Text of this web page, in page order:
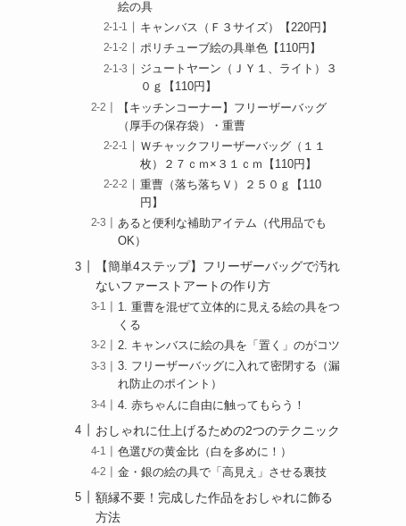
絵の具
キャンバス（Ｆ３サイズ）【220円】
ポリチューブ絵の具単色【110円】
ジュートヤーン（ＪＹ１、ライト）３
０ｇ【110円】
【キッチンコーナー】フリーザーバッグ
（厚手の保存袋）・重曹
Ｗチャックフリーザーバッグ（１１
枚）２７ｃｍ×３１ｃｍ【110円】
重曹（落ち落ちＶ）２５０ｇ【110
円】
あると便利な補助アイテム（代用品でも
OK）
【簡単4ステップ】フリーザーバッグで汚れ
ないファーストアートの作り方
1. 重曹を混ぜて立体的に見える絵の具をつ
くる
2. キャンバスに絵の具を「置く」のがコツ
3. フリーザーバッグに入れて密閉する（漏
れ防止のポイント）
4. 赤ちゃんに自由に触ってもらう！
おしゃれに仕上げるための2つのテクニック
色選びの黄金比（白を多めに！）
金・銀の絵の具で「高見え」させる裏技
額縁不要！完成した作品をおしゃれに飾る
方法